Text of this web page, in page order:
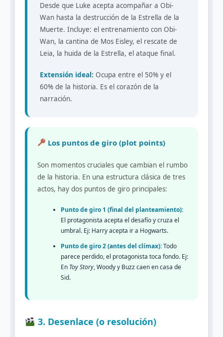
Desde que Luke acepta acompañar a Obi-
Wan hasta la destrucción de la Estrella de la
Muerte. Incluye: el entrenamiento con Obi-
Wan, la cantina de Mos Eisley, el rescate de
Leia, la huida de la Estrella, el ataque final.
Extensión ideal: Ocupa entre el 50% y el
60% de la historia. Es el corazón de la
narración.
Los puntos de giro (plot points)
Son momentos cruciales que cambian el rumbo
de la historia. En una estructura clásica de tres
actos, hay dos puntos de giro principales:
Punto de giro 1 (final del planteamiento):
El protagonista acepta el desafío y cruza el
umbral. Ej: Harry acepta ir a Hogwarts.
Punto de giro 2 (antes del clímax):Todo
parece perdido, el protagonista toca fondo. Ej:
En Toy Story, Woody y Buzz caen en casa de
Sid.
3. Desenlace (o resolución)